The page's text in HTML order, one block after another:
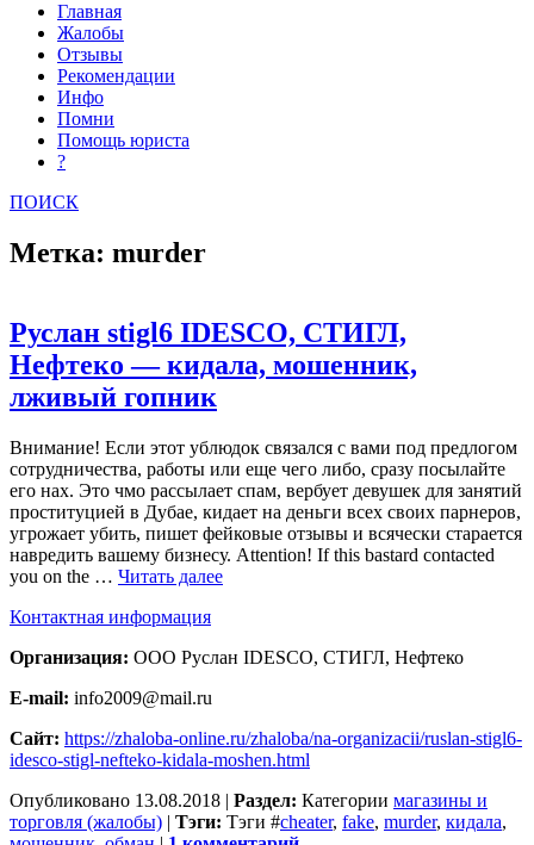
Главная
Жалобы
Отзывы
Рекомендации
Инфо
Помни
Помощь юриста
?
ПОИСК
Метка: murder
Руслан stigl6 IDESCO, СТИГЛ,
Нефтеко — кидала, мошенник,
лживый гопник
Внимание! Если этот ублюдок связался с вами под предлогом
сотрудничества, работы или еще чего либо, сразу посылайте
его нах. Это чмо рассылает спам, вербует девушек для занятий
проституцией в Дубае, кидает на деньги всех своих парнеров,
угрожает убить, пишет фейковые отзывы и всячески старается
навредить вашему бизнесу. Attention! If this bastard contacted
you on the … Читать далее
Контактная информация
Организация: ООО Руслан IDESCO, СТИГЛ, Нефтеко
E-mail: info2009@mail.ru
Сайт: https://zhaloba-online.ru/zhaloba/na-organizacii/ruslan-stigl6-
idesco-stigl-nefteko-kidala-moshen.html
Опубликовано 13.08.2018 | Раздел: Категории магазины и
торговля (жалобы) | Тэги: Тэги #cheater, fake, murder, кидала,